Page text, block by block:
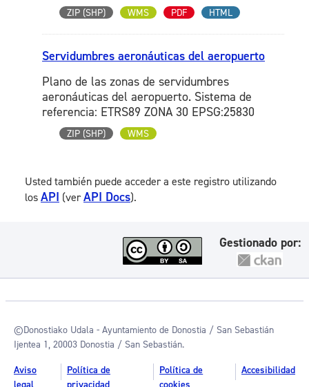
ZIP (SHP) WMS PDF HTML
Servidumbres aeronáuticas del aeropuerto
Plano de las zonas de servidumbres
aeronáuticas del aeropuerto. Sistema de
referencia: ETRS89 ZONA 30 EPSG:25830
ZIP (SHP) WMS
Usted también puede acceder a este registro utilizando
los API (verAPI Docs).
Gestionado por:
©Donostiako Udala - Ayuntamiento de Donostia / San Sebastián
Ijentea 1, 20003 Donostia / San Sebastián.
Aviso
Política de
Política de
Accesibilidad